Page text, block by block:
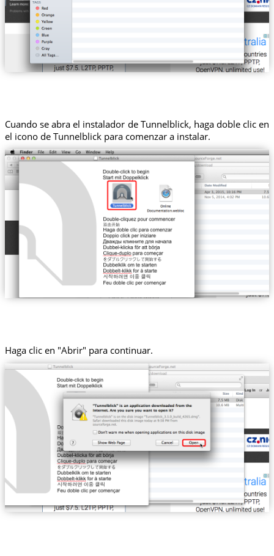
Cuando se abra el instalador de Tunnelblick, haga doble clic en
el icono de Tunnelblick para comenzar a instalar.
Haga clic en "Abrir" para continuar.